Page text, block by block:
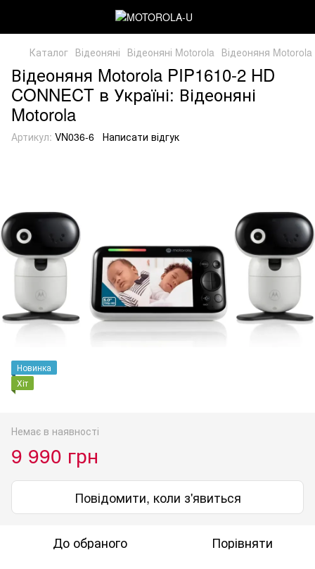
Каталог Відеоняні Відеоняні Motorola Відеоняня
Відеоняня Motorola PIP1610-2 HD
CONNECT в Україні: Відеоняні
Motorola
Артикул: VN036-6 Написати відгук
Новинка
Хіт
Немає в наявності
9 990 грн
Повідомити, коли з'явиться
До обраного Порівняти